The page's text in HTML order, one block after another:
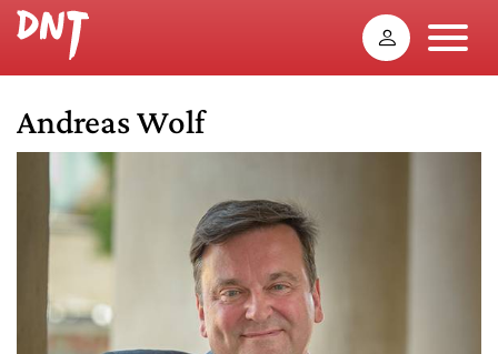
Andreas Wolf